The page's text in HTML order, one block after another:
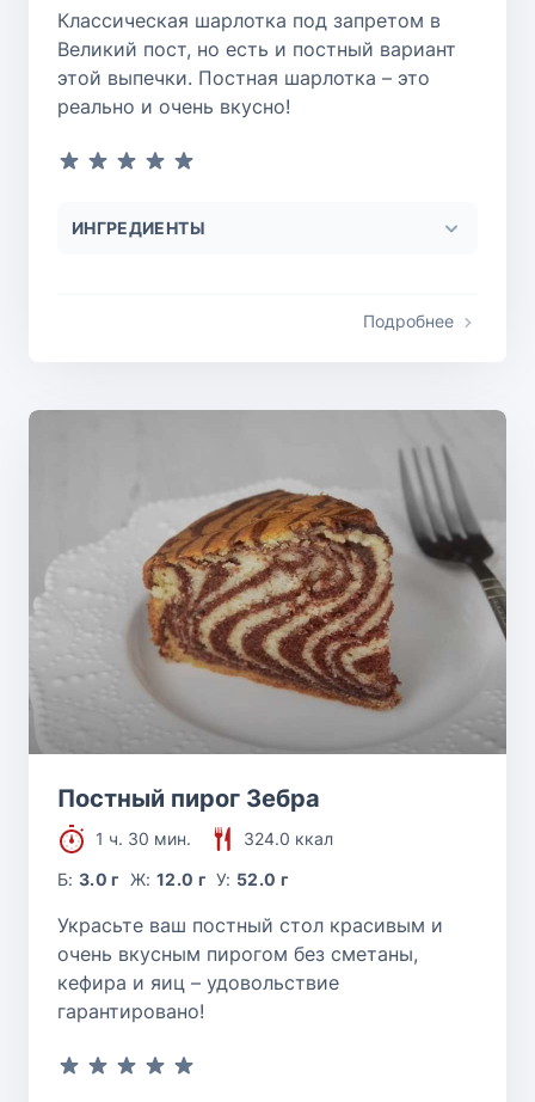
Классическая шарлотка под запретом в
Великий пост, но есть и постный вариант
этой выпечки. Постная шарлотка – это
реально и очень вкусно!
ИНГРЕДИЕНТЫ
Подробнее
Постный пирог Зебра
1 ч. 30 мин.
324.0 ккал
Б:3.0 г Ж: 12.0 г У: 52.0 г
Украсьте ваш постный стол красивым и
очень вкусным пирогом без сметаны,
кефира и яиц – удовольствие
гарантировано!